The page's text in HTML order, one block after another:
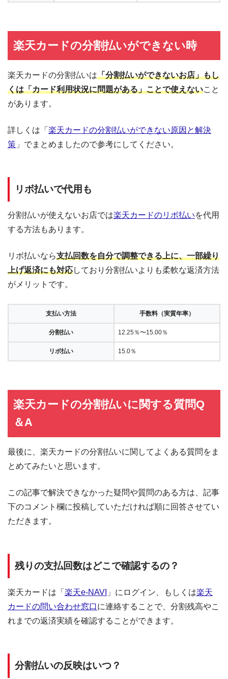
楽天カードの分割払いができない時
楽天カードの分割払いは「分割払いができないお店」もし
くは「カード利用状況に問題がある」ことで使えないこと
があります。
詳しくは「 楽天カードの分割払いができない原因と解決
策 」でまとめましたので参考にしてください。
リボ払いで代用も
分割払いが使えないお店では楽天カードのリボ払いを代用
する方法もあります。
リボ払いなら支払回数を自分で調整できる上に、一部繰り
上げ返済にも対応しており分割払いよりも柔軟な返済方法
がメリットです。
支払い方法 手数料（実質年率）
分割払い 12.25％〜15.00％
リボ払い 15.0％
楽天カードの分割払いに関する質問Q
＆A
最後に、楽天カードの分割払いに関してよくある質問をま
とめてみたいと思います。
この記事で解決できなかった疑問や質問のある方は、記事
下のコメント欄に投稿していただければ順に回答させてい
ただきます。
残りの支払回数はどこで確認するの？
楽天カードは「 楽天e-NAVI 」にログイン、もしくは楽天
カードの問い合わせ窓口に連絡することで、分割残高やこ
れまでの返済実績を確認することができます。
分割払いの反映はいつ？